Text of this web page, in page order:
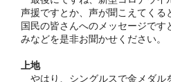
声援ですとか、声が聞こえてくる
国民の皆さんへのメッセージで
みなどを是非お聞かせください。
上地
やはり、シングルスで金メダル